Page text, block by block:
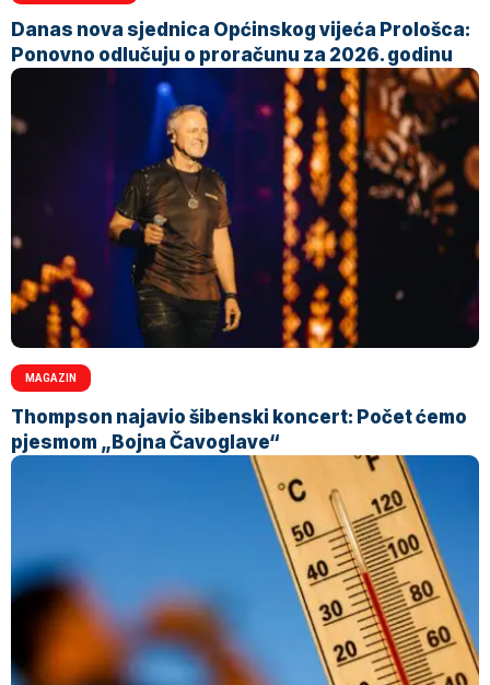
Danas nova sjednica Općinskog vijeća Prološca:
Ponovno odlučuju o proračunu za 2026. godinu
MAGAZIN
Thompson najavio šibenski koncert: Počet ćemo
pjesmom „Bojna Čavoglave“